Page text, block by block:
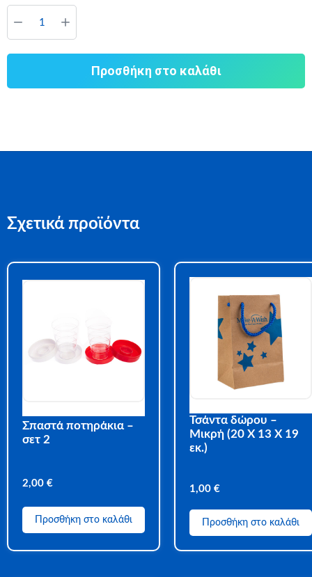
Προσθήκη στο καλάθι
Σχετικά προϊόντα
Σπαστά ποτηράκια –
σετ 2
2,00 €
Προσθήκη στο καλάθι
Τσάντα δώρου –
Μικρή (20 Χ 13 Χ 19
εκ.)
1,00 €
Προσθήκη στο καλάθι